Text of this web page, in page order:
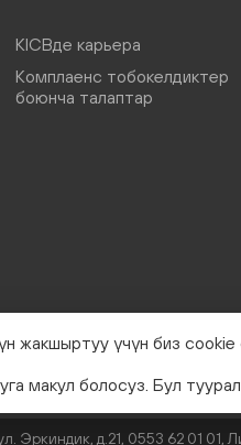
жакшыртуу үчүн биз cookie
макул болосуз. Бул
KICBде карьера
Комплаенс тобокелдиктер
боюнча талаптар
Эркиндик, д.21, 0553 62 01